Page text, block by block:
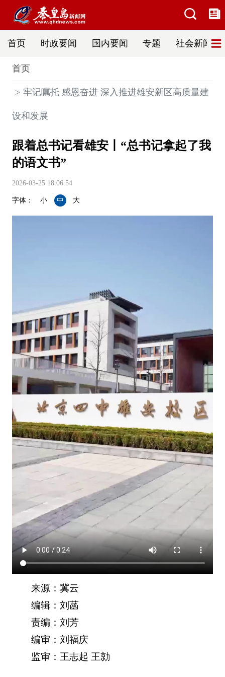
首页 时政要闻 国内要闻 专题 社会新闻
首页
牢记嘱托 感恩奋进 深入推进雄安新区高质量建
设和发展
跟着总书记看雄安丨“总书记拿起了我
的语文书”
2026-03-25 18:06:54
字体： 小 中 大
来源：冀云
编辑：刘菡
责编：刘芳
编审：刘福庆
监审：王志起 王勍